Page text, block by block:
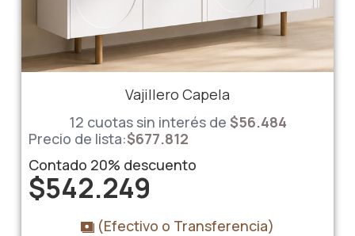
Vajillero Capela
12 cuotas sin interés de $56.484
Precio de lista:$677.812
Contado 20% descuento
$542.249
(Efectivo o Transferencia)